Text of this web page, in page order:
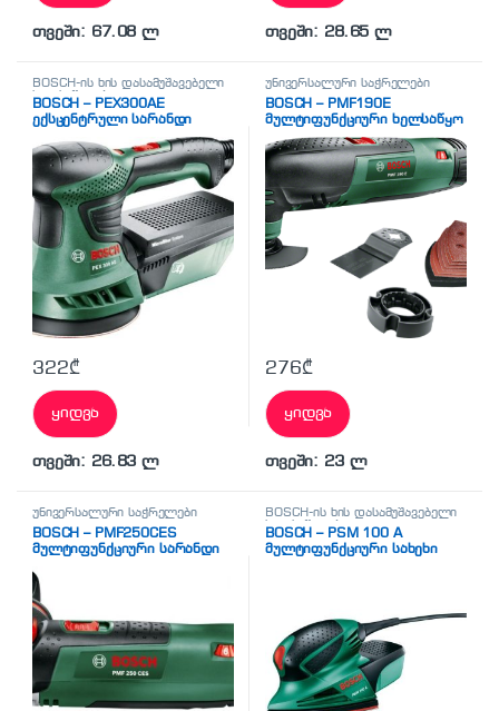
თვეში: 67.08 ლ თვეში: 28.65 ლ
BOSCH-ის ხის დასამუშავებელი
ხელსაწყოები
BOSCH – PEX300AE
ექსცენტრული სარანდი
322₾
ყიდვა
თვეში: 26.83 ლ
უნივერსალური საჭრელები
BOSCH – PMF190E
მულტიფუნქციური ხელსაწყო
276₾
ყიდვა
თვეში: 23 ლ
უნივერსალური საჭრელები
BOSCH – PMF250CES
მულტიფუნქციური სარანდი
BOSCH-ის ხის დასამუშავებელი
ხელსაწყოები
BOSCH – PSM 100 A
მულტიფუნქციური სახეხი